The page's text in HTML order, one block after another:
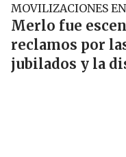
MOVILIZACIONES
Merlo fue
reclamos por
jubilados y la